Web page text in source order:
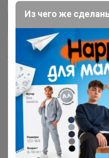
Хиты продаж
Из чего же